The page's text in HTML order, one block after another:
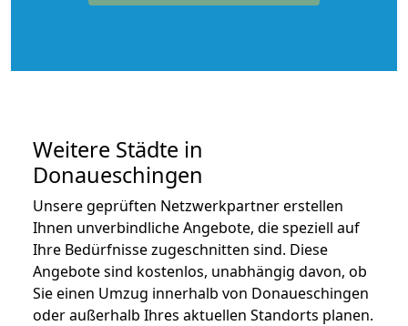
Weitere Städte in
Donaueschingen
Unsere geprüften Netzwerkpartner erstellen
Ihnen unverbindliche Angebote, die speziell auf
Ihre Bedürfnisse zugeschnitten sind. Diese
Angebote sind kostenlos, unabhängig davon, ob
Sie einen Umzug innerhalb von Donaueschingen
oder außerhalb Ihres aktuellen Standorts planen.